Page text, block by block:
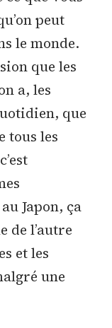
peut
le monde.
que les
a, les
que
tous les
Japon, ça
de l’autre
et les
une